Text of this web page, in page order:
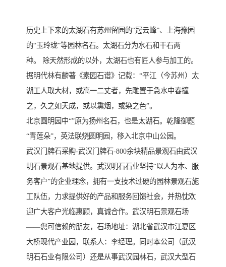
历史上下来的太湖石有苏州留园的“冠云峰”、上海豫园
的“玉玲珑”等园林名石。太湖石分为水石和干石两
种。 除天然形成的以外，太湖石也有匠人参与加工的。
据明代林有麟著《素园石谱》记载：“平江（今苏州）太
湖工人取大材，或高一二丈者，先雕置于急水中舂撞
之，久之如天成，或以熏烟，或染之色”。
北京圆明园中“”原为扬州名石，也是太湖石。乾隆御题
“青莲朵”，英法联烧圆明园，移入北京中山公园。
武汉门牌石采购-武汉门牌石-800余块精品景观石由武汉
明石景观石基地提供。武汉明石石业坚持“以人为本、服
务客户”的企业理念，拥有一支技术过硬的园林景观石施
工队伍，力求提供好的产品和服务回馈社会，并热忱欢
迎广大客户光临惠顾，真诚合作。武汉明石景观石场
——您可信赖的朋友，石场地址：湖北省武汉市江夏区
大桥现代产业园，联系人：李经理。同时本公司（武汉
明石石业有限公司）还是从事武汉园林石，武汉大型石